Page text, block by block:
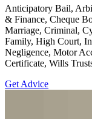
Anticipatory Bail,
& Finance, Cheque
Marriage, Criminal,
Family, High Court,
Negligence, Motor
Certificate, Wills
Get Advice